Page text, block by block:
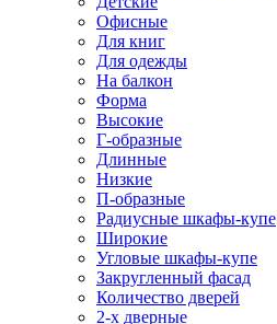
Офисные
Для книг
Для одежды
На балкон
Форма
Высокие
Г-образные
Длинные
Низкие
П-образные
Радиусные шкафы-купе
Широкие
Угловые шкафы-купе
Закругленный фасад
Количество дверей
2-х дверные